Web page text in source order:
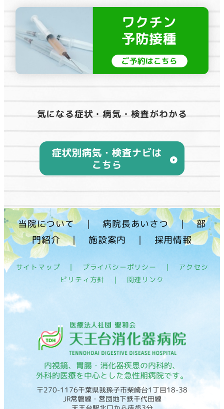
気になる症状・病気・検査がわかる
当院について｜病院長あいさつ｜部
門紹介｜ 施設案内 ｜ 採用情報
サイトマップ ｜ プライバシーポリシー ｜ アクセシ
ビリティ方針 ｜ 関連リンク
内視鏡、胃腸・消化器疾患の内科的、
外科的医療を中心とした急性期病院です。
〒270-1176千葉県我孫子市柴崎台1丁目18-38
JR常磐線・営団地下鉄千代田線